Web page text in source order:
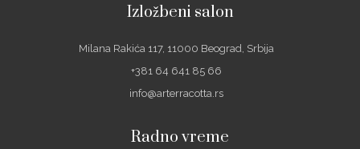
Izložbeni salon
Milana Rakića 117, 11000 Beograd, Srbija
+381 64 641 85 66
info@arterracotta.rs
Radno vreme